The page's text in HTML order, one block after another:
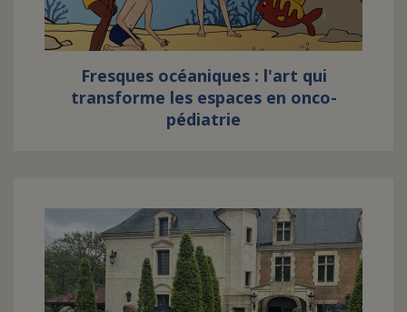
Fresques océaniques : l'art qui
transforme les espaces en onco-
pédiatrie